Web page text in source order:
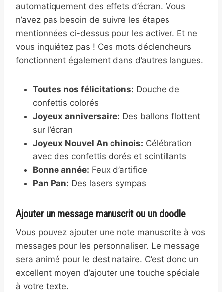
automatiquement des effets d’écran. Vous
n’avez pas besoin de suivre les étapes
mentionnées ci-dessus pour les activer. Et ne
vous inquiétez pas ! Ces mots déclencheurs
fonctionnent également dans d’autres langues.
Toutes nos félicitations: Douche de
confettis colorés
Joyeux anniversaire: Des ballons flottent
sur l’écran
Joyeux Nouvel An chinois: Célébration
avec des confettis dorés et scintillants
Bonne année: Feux d’artifice
Pan Pan: Des lasers sympas
Ajouter un message manuscrit ou un doodle
Vous pouvez ajouter une note manuscrite à vos
messages pour les personnaliser. Le message
sera animé pour le destinataire. C’est donc un
excellent moyen d’ajouter une touche spéciale
à votre texte.